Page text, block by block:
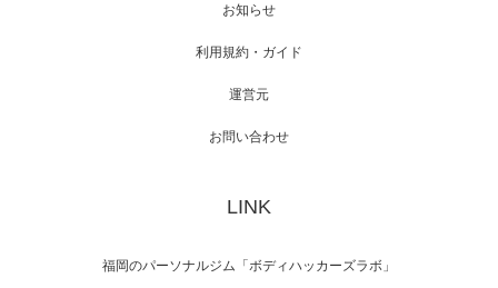
【TV】NHK BS「COOL JAPAN 」にてマッス
「ねとらぼ」さんに…
お知らせ
利用規約・ガイド
運営元
お問い合わせ
LINK
福岡のパーソナルジム「ボディハッカーズラボ」